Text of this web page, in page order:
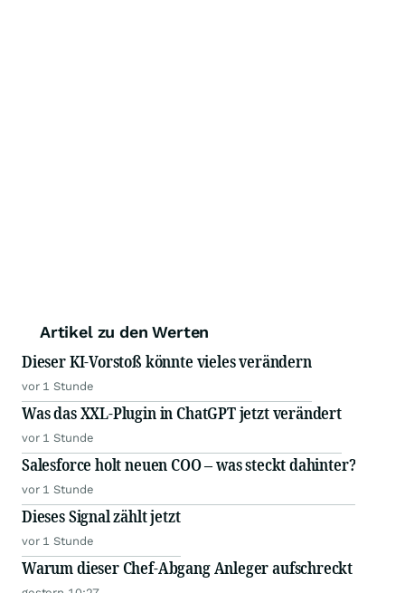
Artikel zu den Werten
Dieser KI-Vorstoß könnte vieles verändern
vor 1 Stunde
Was das XXL-Plugin in ChatGPT jetzt verändert
vor 1 Stunde
Salesforce holt neuen COO – was steckt dahinter?
vor 1 Stunde
Dieses Signal zählt jetzt
vor 1 Stunde
Warum dieser Chef-Abgang Anleger aufschreckt